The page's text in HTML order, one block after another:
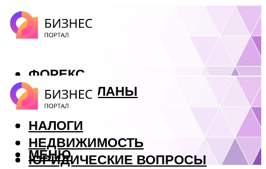
ФОРЕКС
БИЗНЕС ПЛАНЫ
КРЕДИТЫ
НАЛОГИ
НЕДВИЖИМОСТЬ
ЮРИДИЧЕСКИЕ ВОПРОСЫ
МЕНЮ